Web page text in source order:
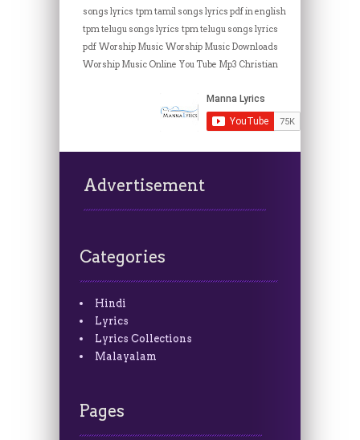
songs lyrics tpm tamil songs lyrics pdf in english
tpm telugu songs lyrics tpm telugu songs lyrics
pdf Worship Music Worship Music Downloads
Worship Music Online You Tube Mp3 Christian
Advertisement
Categories
Hindi
Lyrics
Lyrics Collections
Malayalam
Pages